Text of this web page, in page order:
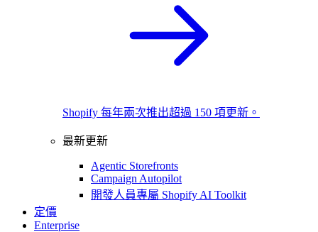
Shopify 每年兩次推出超過 150 項更新。
最新更新
Agentic Storefronts
Campaign Autopilot
開發人員專屬 Shopify AI Toolkit
定價
Enterprise